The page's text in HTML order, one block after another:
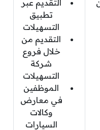
التقديم عبر
تطبيق
التسهيلات
التقديم من
خلال فروع
شركة
التسهيلات
الموظفين
في معارض
وكالات
السيارات